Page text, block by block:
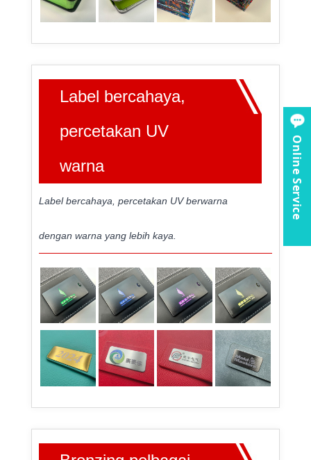
Label bercahaya,
percetakan UV
warna
Label bercahaya, percetakan UV berwarna
dengan warna yang lebih kaya.
Online Service